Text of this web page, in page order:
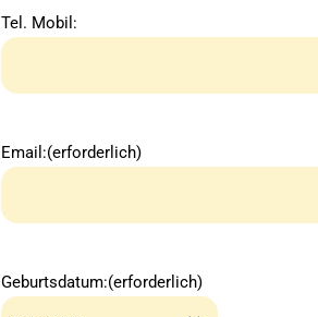
Tel. Mobil:
Email:(erforderlich)
Geburtsdatum:(erforderlich)